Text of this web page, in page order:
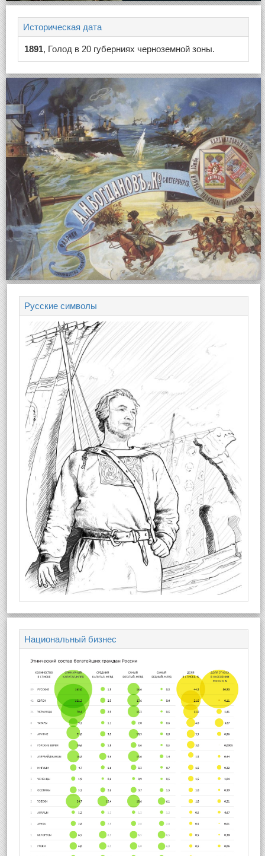
Историческая дата
1891, Голод в 20 губерниях черноземной зоны.
Русские символы
Национальный бизнес